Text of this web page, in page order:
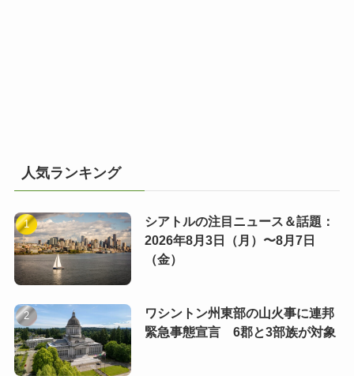
人気ランキング
シアトルの注目ニュース＆話題：
2026年8月3日（月）〜8月7日
（金）
ワシントン州東部の山火事に連邦
緊急事態宣言 6郡と3部族が対象